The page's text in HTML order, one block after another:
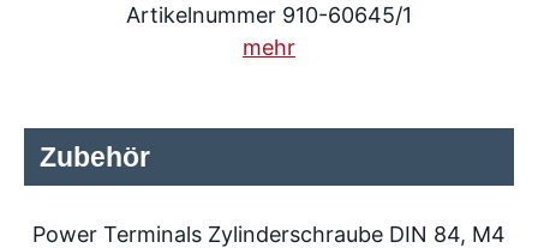
Artikelnummer 910-60645/1
mehr
Zubehör
Power Terminals Zylinderschraube DIN 84, M4